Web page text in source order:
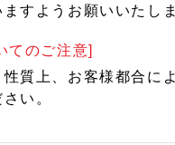
すようお願いいたしま
てのご注意]
性質上、お客様都合
い。